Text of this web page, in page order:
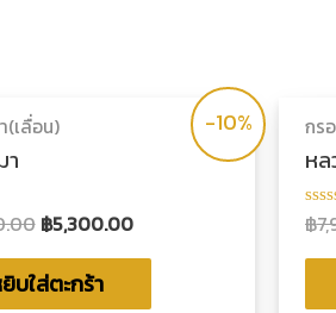
-10%
(เลื่อน)
า
฿5,300.00
บใส่ตะกร้า
กร
หล
ให้
คะ
0
฿